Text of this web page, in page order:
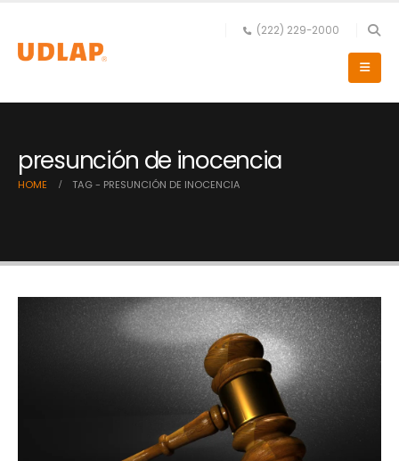
(222) 229-2000
presunción de inocencia
HOME TAG - PRESUNCIÓN DE INOCENCIA